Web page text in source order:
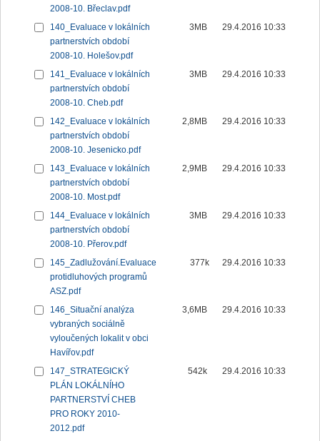
2008-10. Břeclav.pdf
140_Evaluace v lokálních
partnerstvích období
2008-10. Holešov.pdf
3MB 29.4.2016 10:33
141_Evaluace v lokálních
partnerstvích období
2008-10. Cheb.pdf
3MB 29.4.2016 10:33
142_Evaluace v lokálních
partnerstvích období
2008-10. Jesenicko.pdf
2,8MB 29.4.2016 10:33
143_Evaluace v lokálních
partnerstvích období
2008-10. Most.pdf
2,9MB 29.4.2016 10:33
144_Evaluace v lokálních
partnerstvích období
2008-10. Přerov.pdf
3MB 29.4.2016 10:33
145_Zadlužování.Evaluace
protidluhových programů
ASZ.pdf
377k 29.4.2016 10:33
146_Situační analýza
vybraných sociálně
vyloučených lokalit v obci
Havířov.pdf
3,6MB 29.4.2016 10:33
147_STRATEGICKÝ
PLÁN LOKÁLNÍHO
PARTNERSTVÍ CHEB
PRO ROKY 2010-
2012.pdf
542k 29.4.2016 10:33